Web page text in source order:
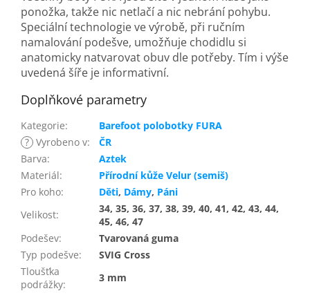
ponožka, takže nic netlačí a nic nebrání pohybu.
Speciální technologie ve výrobě, při ručním
namalování podešve, umožňuje chodidlu si
anatomicky natvarovat obuv dle potřeby. Tím i výše
uvedená šíře je informativní.
Doplňkové parametry
Kategorie:
Barefoot polobotky FURA
? Vyrobeno v:
ČR
Barva:
Aztek
Materiál:
Přírodní kůže Velur (semiš)
Pro koho: Děti, Dámy, Páni
Velikost:
34, 35, 36, 37, 38, 39, 40, 41, 42, 43, 44,
45, 46, 47
Podešev:
Tvarovaná guma
Typ podešve:
SVIG Cross
Tloušťka
podrážky:
3 mm